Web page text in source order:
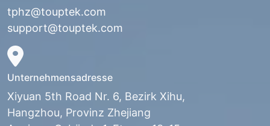
tphz@touptek.com
support@touptek.com
Unternehmensadresse
Xiyuan 5th Road Nr. 6, Bezirk Xihu,
Hangzhou, Provinz Zhejiang